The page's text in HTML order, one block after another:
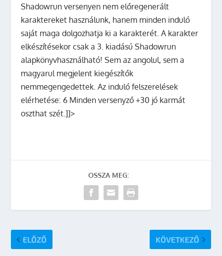
Shadowrun versenyen nem előregenerált
karaktereket használunk, hanem minden induló
saját maga dolgozhatja ki a karakterét. A karakter
elkészítésekor csak a 3. kiadású Shadowrun
alapkönyvhasználható! Sem az angolul, sem a
magyarul megjelent kiegészítők
nemmegengedettek. Az induló felszerelések
elérhetése: 6 Minden versenyző +30 jó karmát
oszthat szét.]]>
OSSZA MEG:
ELŐZŐ KÖVETKEZŐ